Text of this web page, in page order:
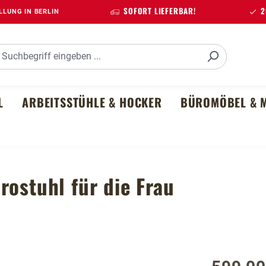
IN BERLIN SOFORT LIEFERBAR!
ARBEITSSTÜHLE & HOCKER BÜROMÖBEL &
für die Frau